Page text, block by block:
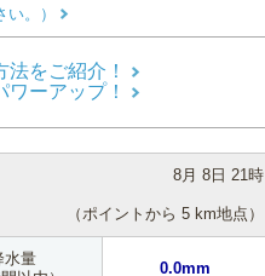
。）
をご紹介！
ーアップ！
8月 8日 21時
（ポイントから 5 km地点）
水量
0.0mm